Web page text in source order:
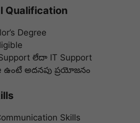
Qualification
Degree
లేదా IT Support
ఉంటే అదనపు ప్రయోజనం
Skills